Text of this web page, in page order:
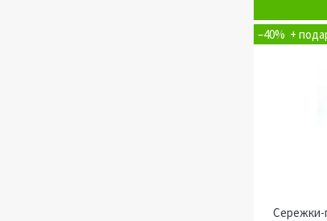
–40%
Сережки-